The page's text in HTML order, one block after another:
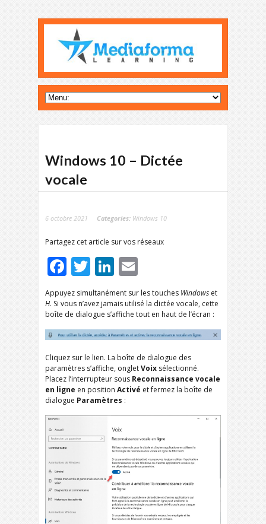
Windows 10 – Dictée
vocale
6 octobre 2021 Categories: Windows 10
Partagez cet article sur vos réseaux
Facebook
TwitterLinkedIn
Appuyez simultanément sur les touches Windows et
H. Si vous n’avez jamais utilisé la dictée vocale, cette
boîte de dialogue s’affiche tout en haut de l’écran :
Cliquez sur le lien. La boîte de dialogue des
paramètres s’affiche, ongletVoix sélectionné.
Placez l’interrupteur sous Reconnaissance vocale
en ligne en position Activé et fermez la boîte de
dialogue Paramètres :